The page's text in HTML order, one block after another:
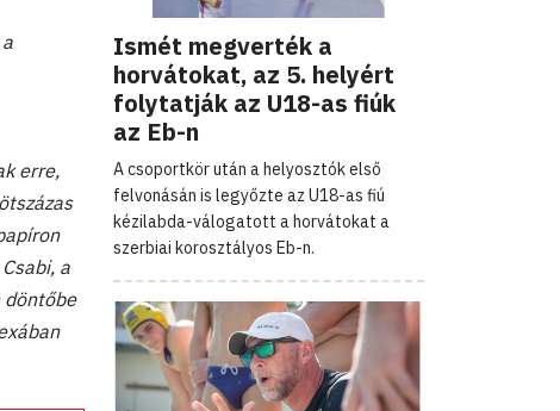
erre,
a
döntőbe
Ismét megverték a
horvátokat, az 5. helyért
folytatják az U18-as fiúk
az Eb-n
A csoportkör után a helyosztók első
felvonásán is legyőzte az U18-as fiú
kézilabda-válogatott a horvátokat a
szerbiai korosztályos Eb-n.